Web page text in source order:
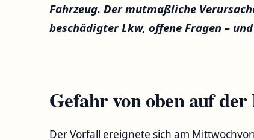
Fahrzeug. Der mutmaßliche
beschädigter Lkw, offene Fragen –
Gefahr von oben auf der
Der Vorfall ereignete sich am